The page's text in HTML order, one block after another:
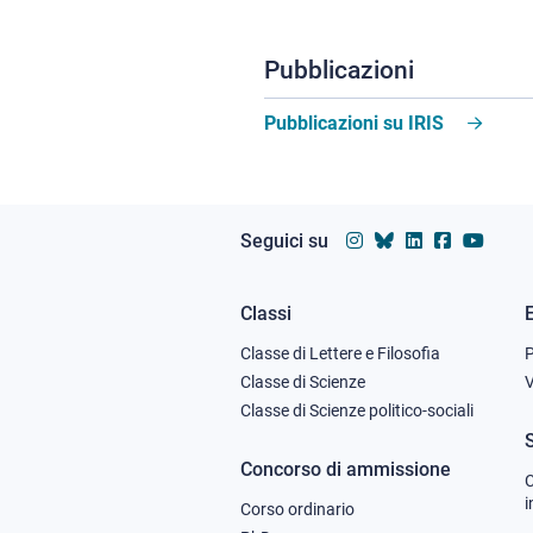
Pubblicazioni
Pubblicazioni su IRIS
Seguici su
Footer
column
Classi
Classe di Lettere e Filosofia
Classe di Scienze
Classe di Scienze politico-sociali
Concorso di ammissione
Corso ordinario